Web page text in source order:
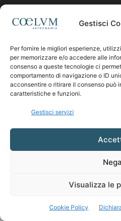
Gestisci
Per fornire le migliori esperienze,
per memorizzare e/o accedere alle
consenso a queste tecnologie ci
comportamento di navigazione o ID
acconsentire o ritirare il consenso può
caratteristiche e funzioni.
Gestisci servizi
Nega
Visualizza le
Cookie Policy
Contattaci: